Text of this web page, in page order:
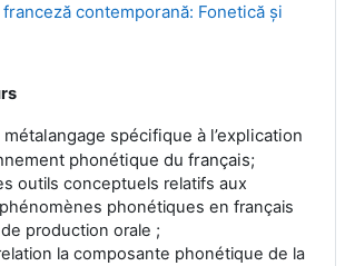
franceză contemporană: Fonetică și
spécifique à l’explication
phonétique du français;
outils conceptuels relatifs aux
phonétiques en français
de production orale ;
la composante phonétique de la